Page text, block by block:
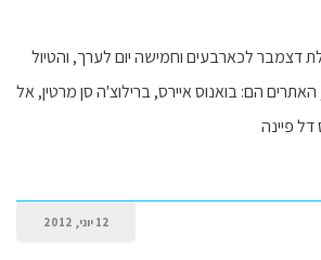
דצמבר לכארבעים וחמישה יום לערך, והטיול
להיות לגילאי 50+, האתרים הם: בואנוס איירס, ברילוצ'ה סן מרטין, אל
פיינה
12 יוני, 2012